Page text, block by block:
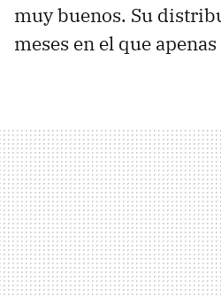
muy buenos. Su
meses en el que